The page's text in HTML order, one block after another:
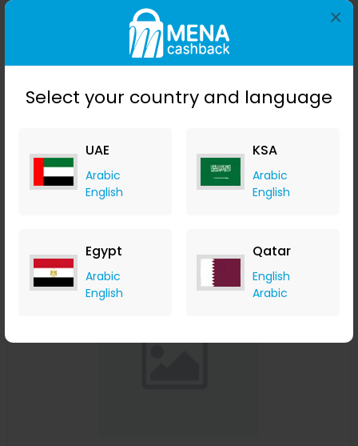
Select your country and language
UAE
Arabic
English
KSA
Arabic
English
Egypt
Arabic
English
Qatar
English
Arabic
×
Banggood
+ Upto 9.80% Cashback
USD
USD13.99
Save 19%